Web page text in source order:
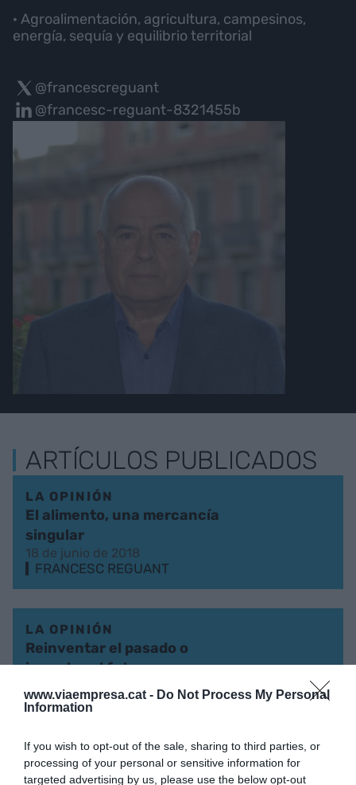
www.viaempresa.cat - Do Not Process My Personal
Information
If you wish to opt-out of the sale, sharing to third parties, or
processing of your personal or sensitive information for
targeted advertising by us, please use the below opt-out
· Agroalimentación, agricultura, campesinos,
energía, sequía y equilibrio territorial
@francescreguant
@francesc-reguant-8321455b
ARTÍCULOS PUBLICADOS
LA OPINIÓN
El alimento, una mercancía
singular
18 de junio de 2018
FRANCESC REGUANT
LA OPINIÓN
Reinventar el pasado o
inventar el futuro
21 de marzo de 2018
FRANCESC REGUANT
LA OPINIÓN
Évole y la ganadería